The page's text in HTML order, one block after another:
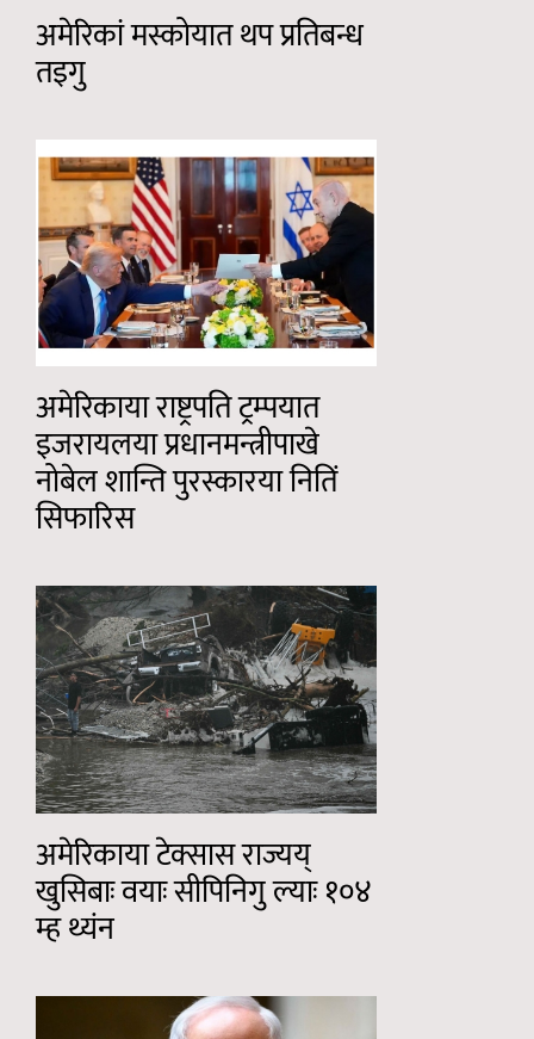
अमेरिकां मस्कोयात थप प्रतिबन्ध
तइगु
अमेरिकाया राष्ट्रपति ट्रम्पयात
इजरायलया प्रधानमन्त्रीपाखे
नोबेल शान्ति पुरस्कारया नितिं
सिफारिस
अमेरिकाया टेक्सास राज्यय्
खुसिबाः वयाः सीपिनिगु ल्याः १०४
म्ह थ्यंन